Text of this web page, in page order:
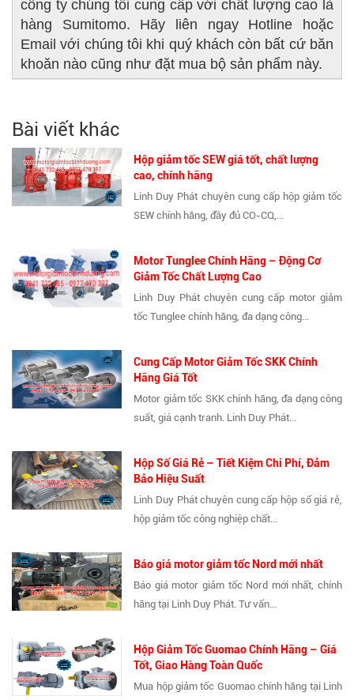
công ty chúng tôi cung cấp với chất lượng cao là
hàng Sumitomo. Hãy liên ngay Hotline hoặc
Email với chúng tôi khi quý khách còn bất cứ băn
khoăn nào cũng như đặt mua bộ sản phẩm này.
Bài viết khác
Hộp giảm tốc SEW giá tốt, chất lượng
cao, chính hãng
Linh Duy Phát chuyên cung cấp hộp giảm tốc
SEW chính hãng, đầy đủ CO-CQ,...
Motor Tunglee Chính Hãng – Động Cơ
Giảm Tốc Chất Lượng Cao
Linh Duy Phát chuyên cung cấp motor giảm
tốc Tunglee chính hãng, đa dạng công...
Cung Cấp Motor Giảm Tốc SKK Chính
Hãng Giá Tốt
Motor giảm tốc SKK chính hãng, đa dạng công
suất, giá cạnh tranh. Linh Duy Phát...
Hộp Số Giá Rẻ – Tiết Kiệm Chi Phí, Đảm
Bảo Hiệu Suất
Linh Duy Phát chuyên cung cấp hộp số giá rẻ,
hộp giảm tốc công nghiệp chất...
Báo giá motor giảm tốc Nord mới nhất
Báo giá motor giảm tốc Nord mới nhất, chính
hãng tại Linh Duy Phát. Tư vấn...
Hộp Giảm Tốc Guomao Chính Hãng – Giá
Tốt, Giao Hàng Toàn Quốc
Mua hộp giảm tốc Guomao chính hãng tại Linh